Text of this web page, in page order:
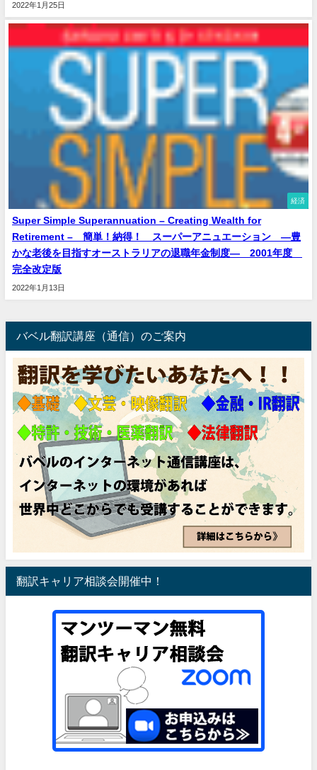
2022年1月25日
経済
Super Simple Superannuation – Creating Wealth for
Retirement – 簡単！納得！ スーパーアニュエーション ―豊
かな老後を目指すオーストラリアの退職年金制度― 2001年度
完全改定版
2022年1月13日
バベル翻訳講座（通信）のご案内
翻訳キャリア相談会開催中！